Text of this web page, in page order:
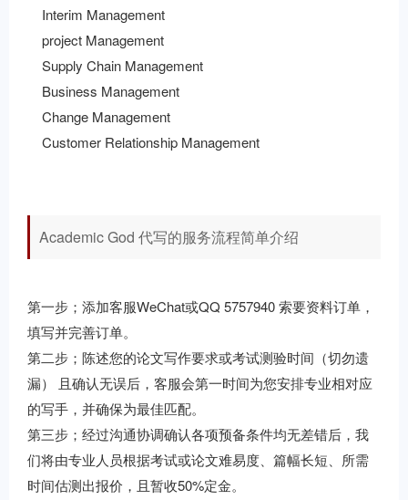
Interim Management
project Management
Supply Chain Management
Business Management
Change Management
Customer Relationship Management
Academic God 代写的服务流程简单介绍
第一步；添加客服WeChat或QQ 5757940 索要资料订单，
填写并完善订单。
第二步；陈述您的论文写作要求或考试测验时间（切勿遗
漏） 且确认无误后，客服会第一时间为您安排专业相对应
的写手，并确保为最佳匹配。
第三步；经过沟通协调确认各项预备条件均无差错后，我
们将由专业人员根据考试或论文难易度、篇幅长短、所需
时间估测出报价，且暂收50%定金。